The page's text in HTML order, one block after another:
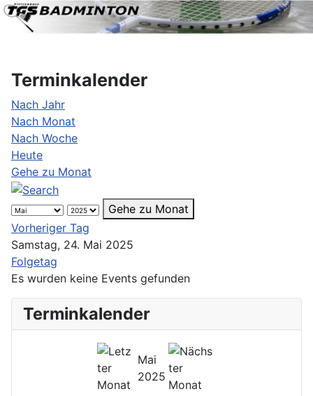
Terminkalender
Nach Jahr
Nach Monat
Nach Woche
Heute
Gehe zu Monat
Gehe zu Monat
Vorheriger Tag
Samstag, 24. Mai 2025
Folgetag
Es wurden keine Events gefunden
Terminkalender
Mai
2025